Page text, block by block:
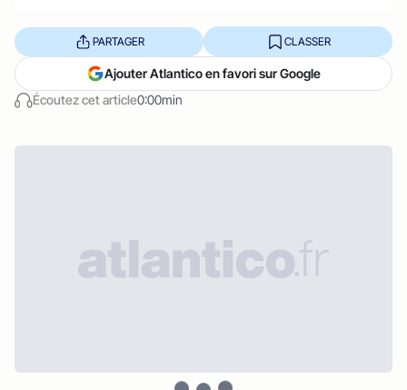
Écoutez cet article0:00min
PARTAGER CLASSER
Ajouter Atlantico en favori sur Google